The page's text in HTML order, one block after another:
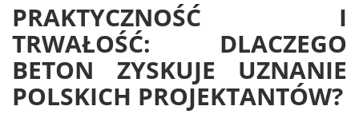
PRAKTYCZNOŚĆ I
TRWAŁOŚĆ: DLACZEGO
BETON ZYSKUJE UZNANIE
POLSKICH PROJEKTANTÓW?